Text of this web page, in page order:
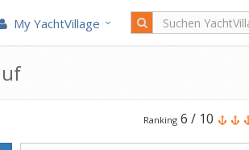
My YachtVillage
Excess
Excess
Ranking 6 / 10